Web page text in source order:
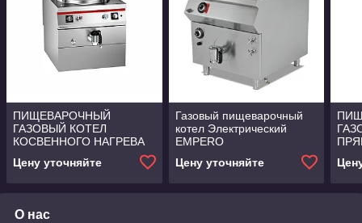
ПИЩЕВАРОЧНЫЙ
ГАЗОВЫЙ КОТЕЛ
КОСВЕННОГО НАГРЕВА
Цену уточняйте
Газовый пищеварочный
котел Электрический
EMPERO
Цену уточняйте
О нас